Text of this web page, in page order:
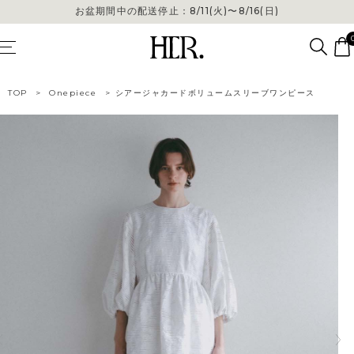
お盆期間中の配送停止：8/11(火)〜8/16(日)
お盆期間中の配送停止：8/11(火)〜8/16(日)
TOP > Onepiece > シアージャカードボリュームスリーブワンピース